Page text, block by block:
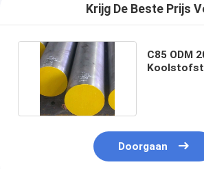
Krijg De Beste Prijs
C85 ODM
Doorgaan